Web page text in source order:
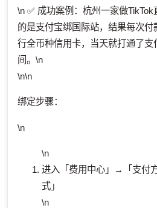
\n ✅ 成功案例：杭州一家做
的是支付宝绑国际站，结果每次
行全币种信用卡，当天就打通了
间。\n
\n\n
绑定步骤：
\n
\n
进入「费用中心」→「支付
式」
\n